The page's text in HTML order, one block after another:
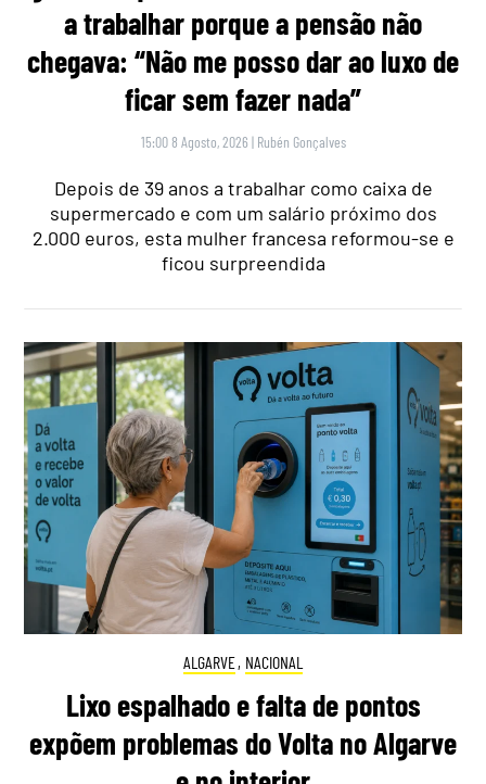
a trabalhar porque a pensão não
chegava: “Não me posso dar ao luxo de
ficar sem fazer nada”
15:00 8 Agosto, 2026 | Rubén Gonçalves
Depois de 39 anos a trabalhar como caixa de
supermercado e com um salário próximo dos
2.000 euros, esta mulher francesa reformou-se e
ficou surpreendida
ALGARVE, NACIONAL
Lixo espalhado e falta de pontos
expõem problemas do Volta no Algarve